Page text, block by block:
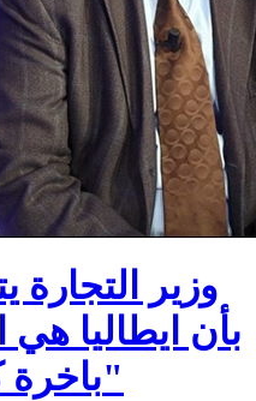
وزير التجارة
بأن ايطاليا
باخرة كحول لصنع الجال"